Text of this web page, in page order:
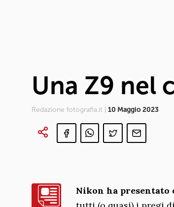
Una Z9 nel
Redazione fotografia.it | 10 Maggio 2023
Nikon ha presentato